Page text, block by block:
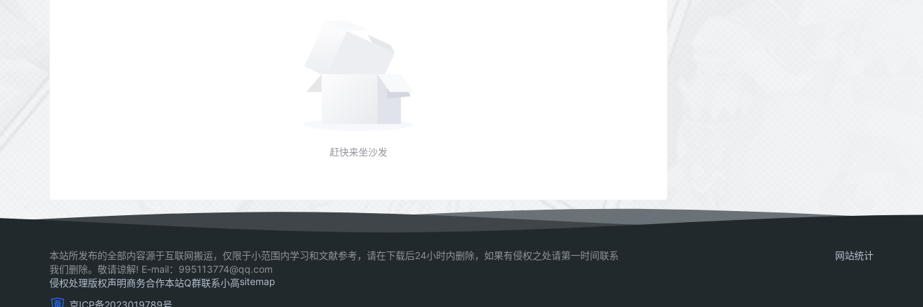
赶快来坐沙发
本站所发布的全部内容源于互联网搬运，仅限于小范围内学习和文献参考，请在下载后24小时内删除，如果有侵权之处请第一时间联系
我们删除。敬请谅解! E-mail：995113774@qq.com
侵权处理版权声明商务合作本站Q群联系小高sitemap
网站统计